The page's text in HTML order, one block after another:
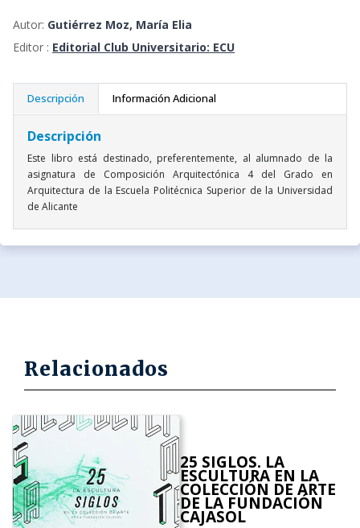
Autor: Gutiérrez Moz, María Elia
Editor : Editorial Club Universitario: ECU
Descripción Información Adicional
Descripción
Este libro está destinado, preferentemente, al alumnado de la
asignatura de Composición Arquitectónica 4 del Grado en
Arquitectura de la Escuela Politécnica Superior de la Universidad
de Alicante
Relacionados
25 SIGLOS. LA
ESCULTURA EN LA
COLECCIÓN DE ARTE
DE LA FUNDACIÓN
CAJASOL